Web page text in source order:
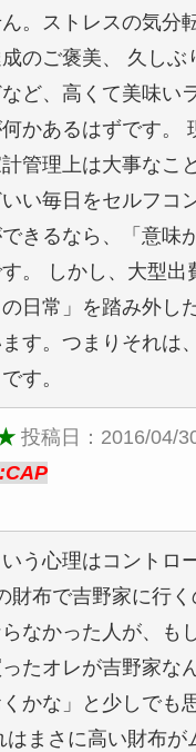
。ストレスの気分
のご褒美、 久しぶ
ど、高くて美味い
かあるはずです。
管理上は大事なこ
い毎日をセルフコ
きるなら、「意味
。 しかし、大型出
日常」を踏み外し
す。つまりそれは
す。
投稿日：2016/04/
いう心理はコントロ
財布で吉野家に行く
なかった人が、も
たオレが吉野家な
かな」と少しでも
はまさに高い財布が